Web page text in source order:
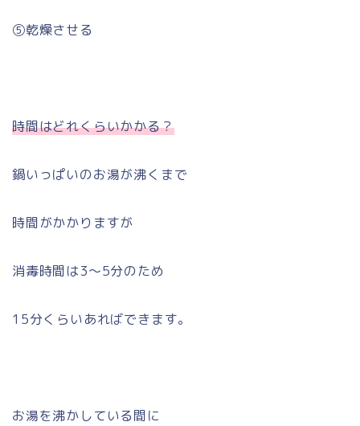
⑤乾燥させる
時間はどれくらいかかる？
鍋いっぱいのお湯が沸くまで
時間がかかりますが
消毒時間は3〜5分のため
15分くらいあればできます。
お湯を沸かしている間に